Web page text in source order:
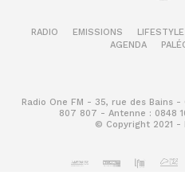
RADIO EMISSIONS LIFESTYLE
AGENDA
Radio One FM - 35, rue des Bains
807 807 - Antenne : 0848
© Copyright 2021 -